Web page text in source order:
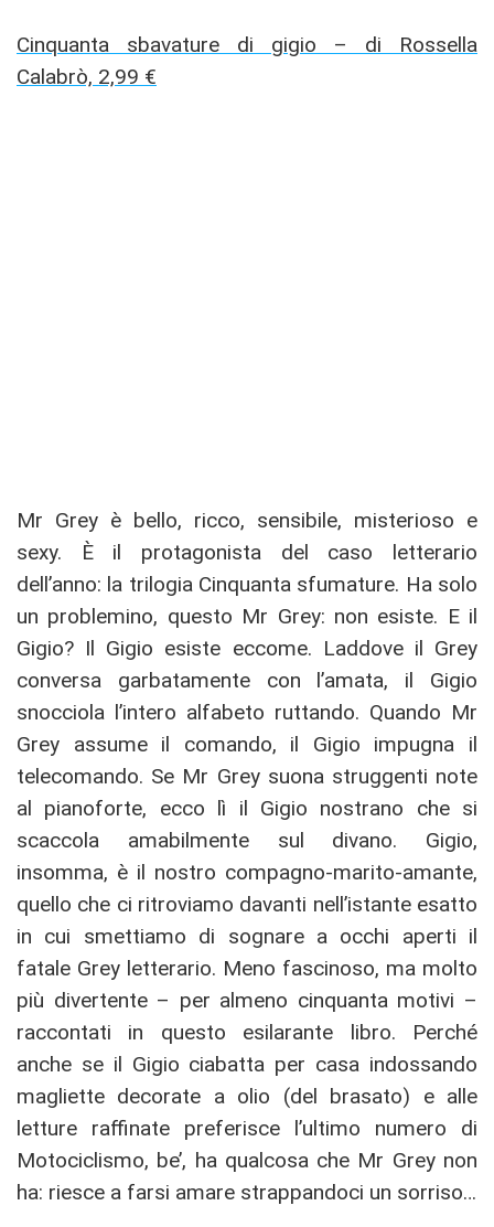
Cinquanta sbavature di gigio – di Rossella
Calabrò, 2,99 €
Mr Grey è bello, ricco, sensibile, misterioso e
sexy. È il protagonista del caso letterario
dell’anno: la trilogia Cinquanta sfumature. Ha solo
un problemino, questo Mr Grey: non esiste. E il
Gigio? Il Gigio esiste eccome. Laddove il Grey
conversa garbatamente con l’amata, il Gigio
snocciola l’intero alfabeto ruttando. Quando Mr
Grey assume il comando, il Gigio impugna il
telecomando. Se Mr Grey suona struggenti note
al pianoforte, ecco lì il Gigio nostrano che si
scaccola amabilmente sul divano. Gigio,
insomma, è il nostro compagno-marito-amante,
quello che ci ritroviamo davanti nell’istante esatto
in cui smettiamo di sognare a occhi aperti il
fatale Grey letterario. Meno fascinoso, ma molto
più divertente – per almeno cinquanta motivi –
raccontati in questo esilarante libro. Perché
anche se il Gigio ciabatta per casa indossando
magliette decorate a olio (del brasato) e alle
letture raffinate preferisce l’ultimo numero di
Motociclismo, be’, ha qualcosa che Mr Grey non
ha: riesce a farsi amare strappandoci un sorriso…